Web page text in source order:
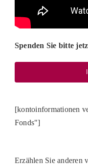
Spenden Sie bitte
[kontoinformationen
Fonds"]
Erzählen Sie anderen